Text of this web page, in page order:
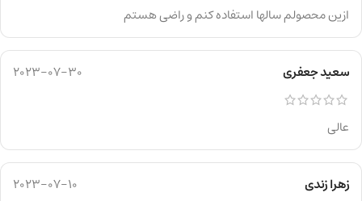
ازین محصولم سالها استفاده کنم و راضی هستم
سعید جعفری 2023-07-30
عالی
زهرا زندی 2023-07-10